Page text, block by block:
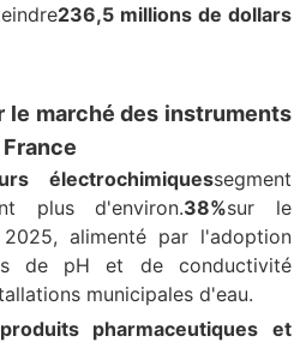
236,5 millions de dollars
le marché des instruments
électrochimiquessegment
plus d'environ.38%sur le
alimenté par l'adoption
de pH et de conductivité
municipales d'eau.
produits pharmaceutiques et